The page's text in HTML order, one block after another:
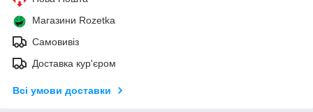
Магазини Rozetka
Самовивіз
Доставка кур'єром
Всі умови доставки